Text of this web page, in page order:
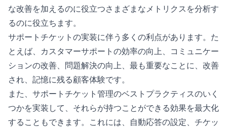
な改善を加えるのに役立つさまざまなメトリクスを分析す
るのに役立ちます。
サポートチケットの実装に伴う多くの利点があります。た
とえば、カスタマーサポートの効率の向上、コミュニケー
ションの改善、問題解決の向上、最も重要なことに、改善
され、記憶に残る顧客体験です。
また、サポートチケット管理のベストプラクティスのいく
つかを実装して、それらが持つことができる効果を最大化
することもできます。これには、自動応答の設定、チケッ